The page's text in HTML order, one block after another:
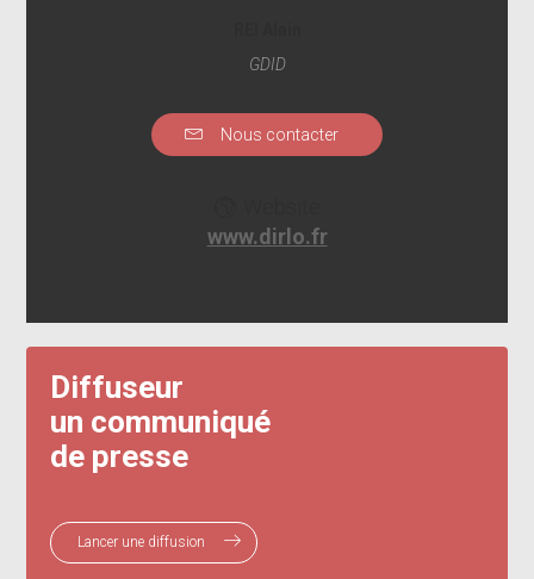
GDID
Nous contacter
www.dirlo.fr
Diffuseur
un communiqué
de presse
Lancer une diffusion